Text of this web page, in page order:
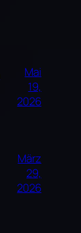
Mai
19,
2026
März
29,
2026